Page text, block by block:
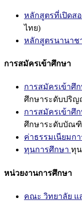
หลักสูตรที่เปิดส
ไทย)
หลักสูตรนานาช
การสมัครเข้าศึกษา
การสมัครเข้า
ศึกษาระดับปริ
การสมัครเข้าศึ
ศึกษาระดับบัณ
ค่าธรรมเนียมก
ทุนการศึกษา ทุ
หน่วยงานการศึกษา
คณะ วิทยาลัย แ